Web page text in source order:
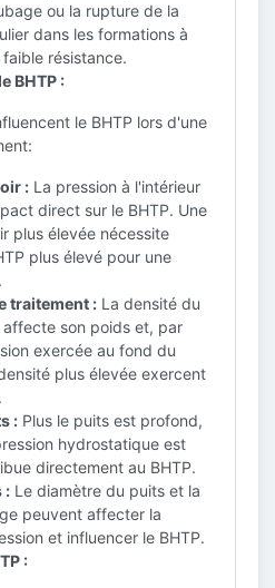
ou la rupture de la
dans les formations à
résistance.
BHTP :
le BHTP lors d'une
: La pression à l'intérieur
direct sur le BHTP. Une
plus élevée nécessite
plus élevé pour une
traitement : La densité du
son poids et, par
exercée au fond du
plus élevée exercent
: Plus le puits est profond,
hydrostatique est
directement au BHTP.
: Le diamètre du puits et la
peuvent affecter la
et influencer le BHTP.
: